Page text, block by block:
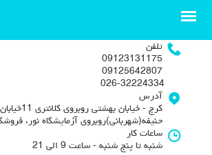
تلفن
09123131175
09125642807
آدرس
کرج - خیابان بهشتی
حنیفه(شهربانی)روبروی آزمایشگاه نور،
ساعات کار
شنبه تا پنج شنبه - ساعت 9 الی 21